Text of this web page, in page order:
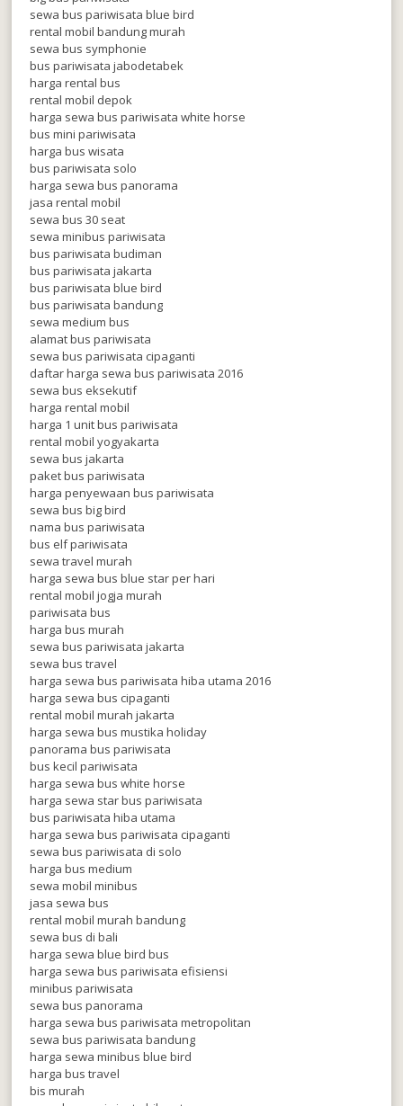
sewa bus pariwisata blue bird
rental mobil bandung murah
sewa bus symphonie
bus pariwisata jabodetabek
harga rental bus
rental mobil depok
harga sewa bus pariwisata white horse
bus mini pariwisata
harga bus wisata
bus pariwisata solo
harga sewa bus panorama
jasa rental mobil
sewa bus 30 seat
sewa minibus pariwisata
bus pariwisata budiman
bus pariwisata jakarta
bus pariwisata blue bird
bus pariwisata bandung
sewa medium bus
alamat bus pariwisata
sewa bus pariwisata cipaganti
daftar harga sewa bus pariwisata 2016
sewa bus eksekutif
harga rental mobil
harga 1 unit bus pariwisata
rental mobil yogyakarta
sewa bus jakarta
paket bus pariwisata
harga penyewaan bus pariwisata
sewa bus big bird
nama bus pariwisata
bus elf pariwisata
sewa travel murah
harga sewa bus blue star per hari
rental mobil jogja murah
pariwisata bus
harga bus murah
sewa bus pariwisata jakarta
sewa bus travel
harga sewa bus pariwisata hiba utama 2016
harga sewa bus cipaganti
rental mobil murah jakarta
harga sewa bus mustika holiday
panorama bus pariwisata
bus kecil pariwisata
harga sewa bus white horse
harga sewa star bus pariwisata
bus pariwisata hiba utama
harga sewa bus pariwisata cipaganti
sewa bus pariwisata di solo
harga bus medium
sewa mobil minibus
jasa sewa bus
rental mobil murah bandung
sewa bus di bali
harga sewa blue bird bus
harga sewa bus pariwisata efisiensi
minibus pariwisata
sewa bus panorama
harga sewa bus pariwisata metropolitan
sewa bus pariwisata bandung
harga sewa minibus blue bird
harga bus travel
bis murah